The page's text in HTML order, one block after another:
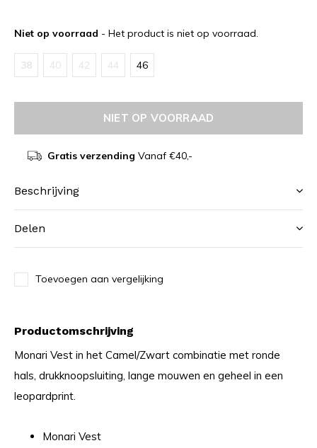
Niet op voorraad - Het product is niet op voorraad.
38 40 42 44 46
NIET OP VOORRAAD
Gratis verzending Vanaf €40,-
Beschrijving
Delen
Toevoegen aan vergelijking
Productomschrijving
Monari Vest in het Camel/Zwart combinatie met ronde
hals, drukknoopsluiting, lange mouwen en geheel in een
leopardprint.
Monari Vest